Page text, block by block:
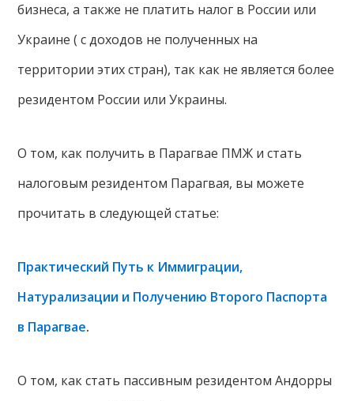
бизнеса, а также не платить налог в России или
Украине ( с доходов не полученных на
территории этих стран), так как не является более
резидентом России или Украины.
О том, как получить в Парагвае ПМЖ и стать
налоговым резидентом Парагвая, вы можете
прочитать в следующей статье:
Практический Путь к Иммиграции,
Натурализации и Получению Второго Паспорта
в Парагвае.
О том, как стать пассивным резидентом Андорры